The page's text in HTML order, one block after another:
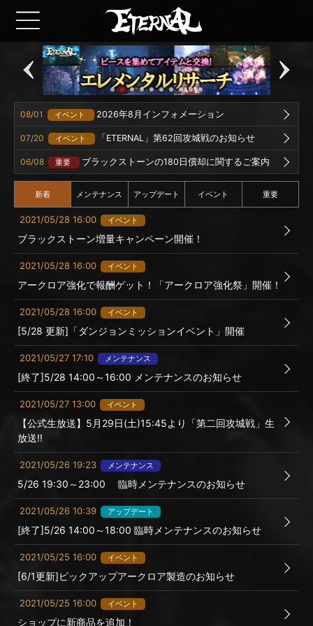
08/01 イベント 2026年8月インフォメーション
07/20 イベント 「ETERNAL」第62回攻城戦のお知らせ
06/08 重要 ブラックストーンの180日償却に関するご案内
新着 メンテナンス アップデート イベント 重要
2021/05/28 16:00 イベント
ブラックストーン増量キャンペーン開催！
2021/05/28 16:00 イベント
アークロア強化で報酬ゲット！「アークロア強化祭」開催！
2021/05/28 16:00 イベント
[5/28 更新]「ダンジョンミッションイベント」開催
2021/05/27 17:10 メンテナンス
[終了]5/28 14:00～16:00 メンテナンスのお知らせ
2021/05/27 13:00 イベント
【公式生放送】5月29日(土)15:45より「第二回攻城戦」生
放送!!
2021/05/26 19:23 メンテナンス
5/26 19:30～23:00 臨時メンテナンスのお知らせ
2021/05/26 10:39 アップデート
[終了]5/26 14:00～18:00 臨時メンテナンスのお知らせ
2021/05/25 16:00 イベント
[6/1更新]ピックアップアークロア製造のお知らせ
2021/05/25 16:00 イベント
ショップに新商品を追加！